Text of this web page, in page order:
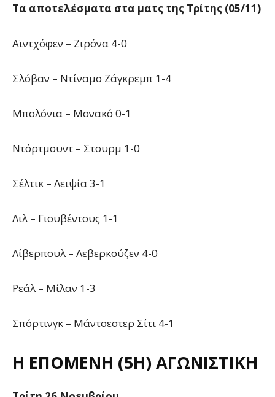
Τα αποτελέσματα στα ματς της Τρίτης (05/11)
Αϊντχόφεν – Ζιρόνα 4-0
Σλόβαν – Ντίναμο Ζάγκρεμπ 1-4
Μπολόνια – Μονακό 0-1
Ντόρτμουντ – Στουρμ 1-0
Σέλτικ – Λειψία 3-1
Λιλ – Γιουβέντους 1-1
Λίβερπουλ – Λεβερκούζεν 4-0
Ρεάλ – Μίλαν 1-3
Σπόρτινγκ – Μάντσεστερ Σίτι 4-1
Η ΕΠΌΜΕΝΗ (5Η) ΑΓΩΝΙΣΤΙΚΉ